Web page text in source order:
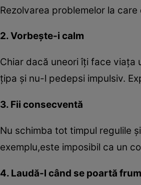
Rezolvarea problemelor la
2. Vorbeşte-i calm
Chiar dacă uneori îţi face viaţa
ţipa şi nu-l pedepsi impulsiv.
3. Fii consecventă
Nu schimba tot timpul regulile
exemplu,este imposibil ca un
4. Laudă-l când se poartă